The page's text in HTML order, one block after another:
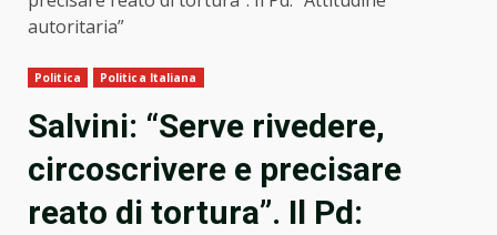
autoritaria”
Politica Politica Italiana
Salvini: “Serve rivedere,
circoscrivere e precisare
reato di tortura”. Il Pd: